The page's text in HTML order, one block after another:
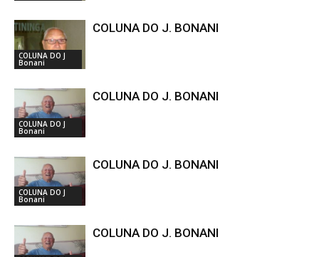
COLUNA DO J
Bonani
COLUNA DO J. BONANI
COLUNA DO J
Bonani
COLUNA DO J. BONANI
COLUNA DO J
Bonani
COLUNA DO J. BONANI
COLUNA DO J. BONANI